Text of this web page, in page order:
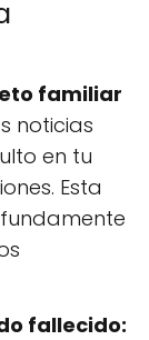
familiar
noticias
en tu
Esta
fallecido: